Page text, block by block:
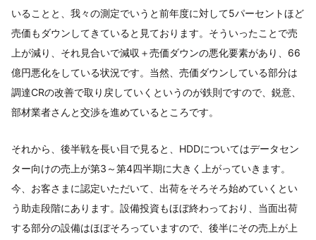
いることと、我々の測定でいうと前年度に対して5パーセントほど
売価もダウンしてきていると見ております。そういったことで売
上が減り、それ見合いで減収＋売価ダウンの悪化要素があり、66
億円悪化をしている状況です。当然、売価ダウンしている部分は
調達CRの改善で取り戻していくというのが鉄則ですので、鋭意、
部材業者さんと交渉を進めているところです。
それから、後半戦を長い目で見ると、HDDについてはデータセン
ター向けの売上が第3～第4四半期に大きく上がっていきます。
今、お客さまに認定いただいて、出荷をそろそろ始めていくとい
う助走段階にあります。設備投資もほぼ終わっており、当面出荷
する部分の設備はほぼそろっていますので、後半にその売上が上